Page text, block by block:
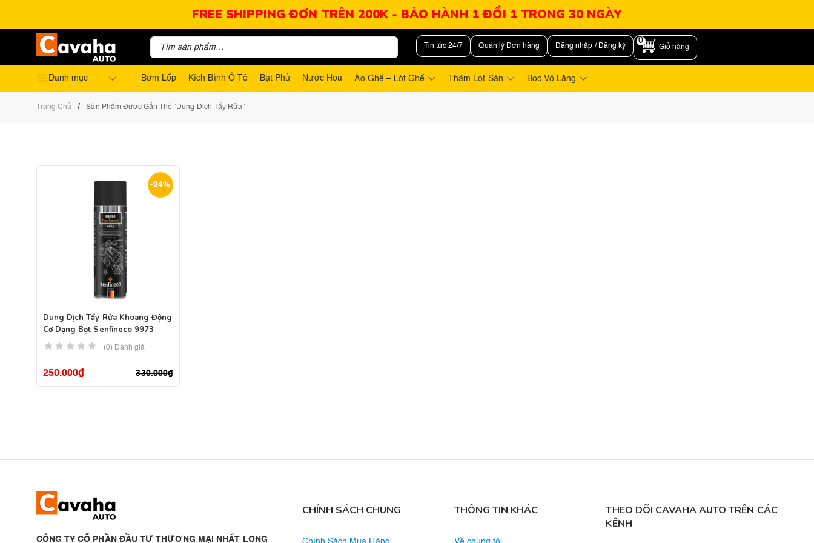
FREE SHIPPING ĐƠN TRÊN 200K - BẢO HÀNH 1 ĐỔI 1 TRONG 30 NGÀY
Tin tức 24/7 Quản lý Đơn hàng Đăng nhập / Đăng ký
0
Giỏ hàng
Danh mục Bơm Lốp Kích Bình Ô Tô Bạt Phủ Nước Hoa Áo Ghế – Lót Ghế Thảm Lót Sàn Bọc Vô Lăng
Trang Chủ / Sản Phẩm Được Gắn Thẻ “dung Dịch Tẩy Rửa”
-24%
Dung Dịch Tẩy Rửa Khoang Động
Cơ Dạng Bọt Senfineco 9973
(0) Đánh giá
330.000₫
250.000₫
CÔNG TY CỔ PHẦN ĐẦU TƯ THƯƠNG MẠI NHẤT LONG
CHÍNH SÁCH CHUNG THÔNG TIN KHÁC
THEO DÕI CAVAHA AUTO TRÊN CÁC
KÊNH